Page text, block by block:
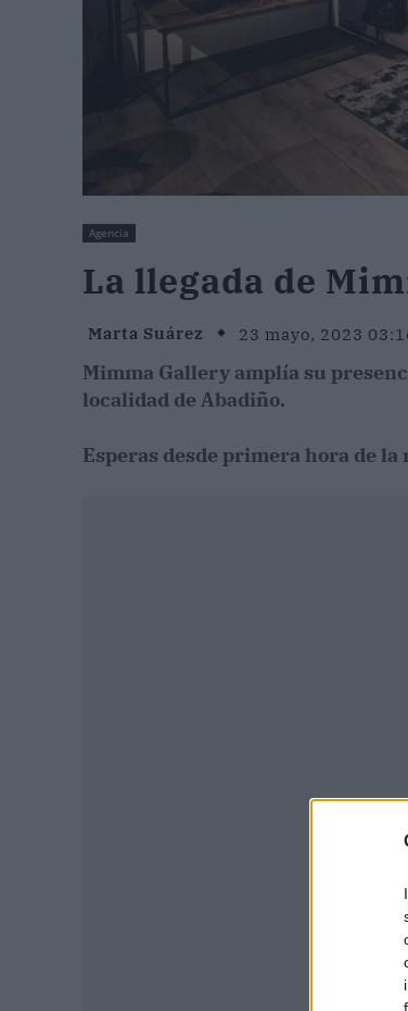
Agencia
La llegada de
Marta Suárez 23 mayo, 2023
Mimma Gallery amplía su
localidad de Abadiño.
Esperas desde primera hora de